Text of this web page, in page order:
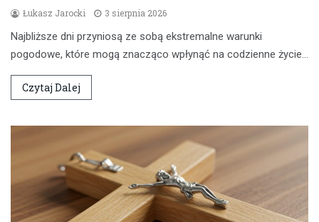
Łukasz Jarocki 3 sierpnia 2026
Najbliższe dni przyniosą ze sobą ekstremalne warunki
pogodowe, które mogą znacząco wpłynąć na codzienne życie…
Czytaj Dalej